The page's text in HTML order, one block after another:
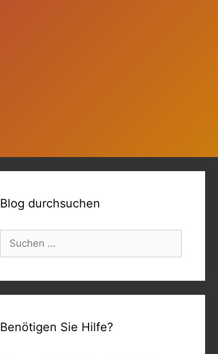
Blog durchsuchen
Suchen
nach:
Benötigen Sie Hilfe?